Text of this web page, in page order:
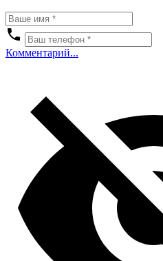
Комментарий...